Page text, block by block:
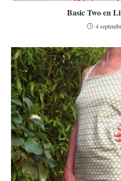
Basic Two en
4